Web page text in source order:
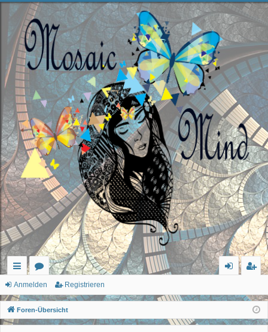
ch
ne
llz
or
en
m
el
ist
rie
Anmelden Registrieren
Foren-Übersicht